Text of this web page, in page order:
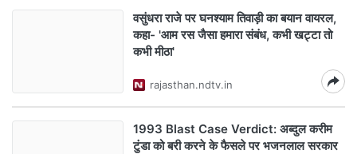
वसुंधरा राजे पर घनश्याम तिवाड़ी का बयान वायरल,
कहा- 'आम रस जैसा हमारा संबंध, कभी खट्टा तो
कभी मीठा'
rajasthan.ndtv.in
1993 Blast Case Verdict: अब्दुल करीम
टुंडा को बरी करने के फैसले पर भजनलाल सरकार